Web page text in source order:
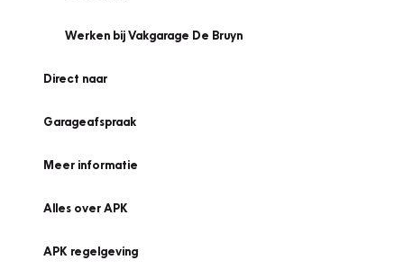
Werken bij Vakgarage De Bruyn
Direct naar
Garageafspraak
Meer informatie
Alles over APK
APK regelgeving